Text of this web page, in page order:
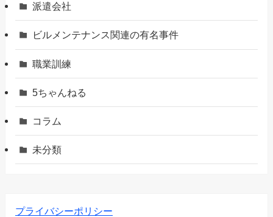
派遣会社
ビルメンテナンス関連の有名事件
職業訓練
5ちゃんねる
コラム
未分類
プライバシーポリシー